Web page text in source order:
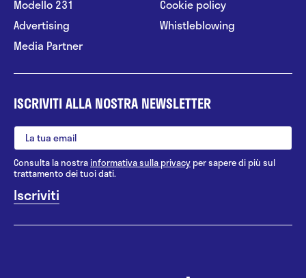
Modello 231
Advertising
Media Partner
Cookie policy
Whistleblowing
ISCRIVITI ALLA NOSTRA NEWSLETTER
Consulta la nostrainformativa sulla privacy per sapere di più sul
trattamento dei tuoi dati.